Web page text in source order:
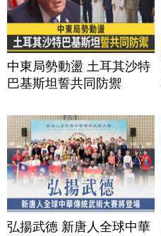
中東局勢動盪 土耳其沙特
巴基斯坦誓共同防禦
弘揚武德 新唐人全球中華